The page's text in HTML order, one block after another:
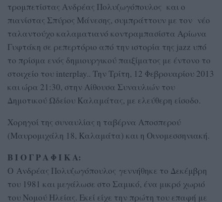
τρομπετίστας Ανδρέας Πολυζωγόπουλος και ο
πιανίστας Σπύρος Μάνεσης, συμπράττουν με τον νέο
ταλαντούχο καλαματιανό κοντραμπασίστα Αρίωνα
Γυφτάκη σε ρεπερτόριο από την ιστορία της jazz υπό
το πρίσμα ενός δημιουργικού παιξίματος με έντονο το
στοιχείο του interplay.. Την Τρίτη, 12 Φεβρουαρίου 2013
και ώρα 21:30, στην Αίθουσα Συναυλιών του
Δημοτικού Ωδείου Καλαμάτας, με ελεύθερη είσοδο.
Χορηγοί της συναυλίας η ταβέρνα Αποσπερού
(Μαυρομιχάλη 18, Καλαμάτα) και η Οινομεσσηνιακή.
Β Ι Ο Γ Ρ Α Φ Ι Κ Α:
Ο Ανδρέας Πολυζωγόπουλος γεννήθηκε το Δεκέμβρη
του 1981 και μεγάλωσε στο Σαμικό, ένα μικρό χωριό
του Νομού Ηλείας. Εκεί είχε την πρώτη του επαφή με